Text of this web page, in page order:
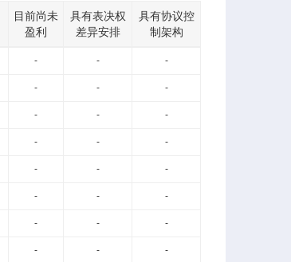
目前尚未
盈利
具有表决权
差异安排
具有协议控
制架构
- - -
- - -
- - -
- - -
- - -
- - -
- - -
- - -